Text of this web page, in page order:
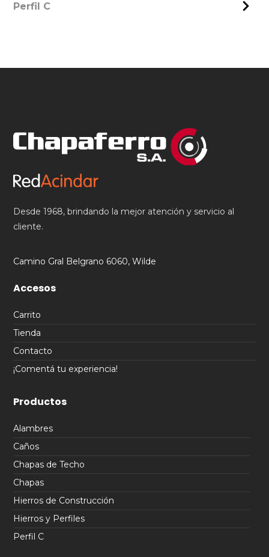
Perfil C
Desde 1968, brindando la mejor atención y servicio al
cliente.
Camino Gral Belgrano 6060, Wilde
Accesos
Carrito
Tienda
Contacto
¡Comentá tu experiencia!
Productos
Alambres
Caños
Chapas de Techo
Chapas
Hierros de Construcción
Hierros y Perfiles
Perfil C